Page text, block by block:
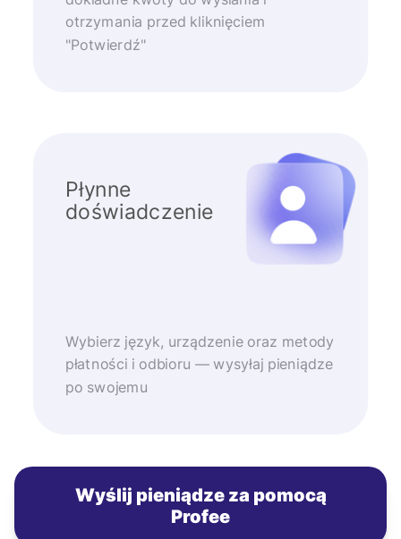
otrzymania przed kliknięciem
"Potwierdź"
Płynne
doświadczenie
Wybierz język, urządzenie oraz metody
płatności i odbioru — wysyłaj pieniądze
po swojemu
Wyślij pieniądze za pomocą
Profee